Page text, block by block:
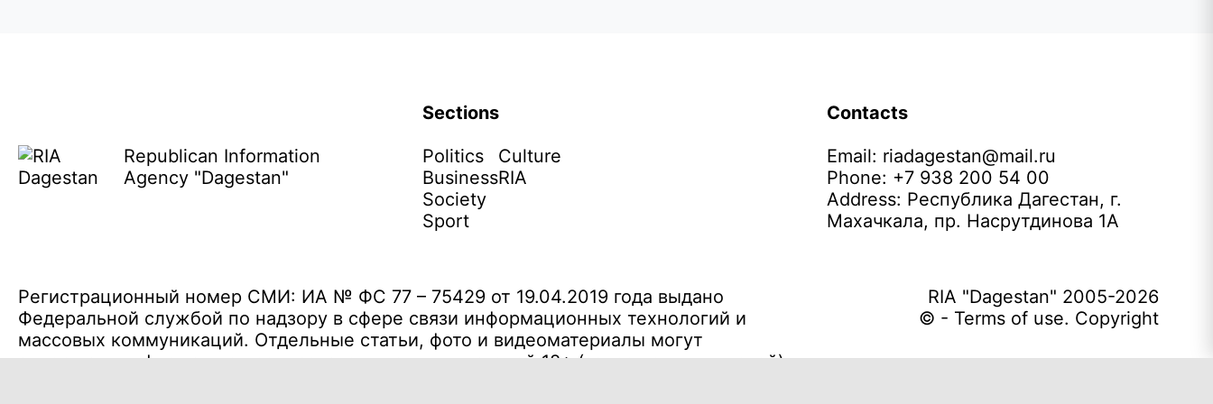
Republican Information
Agency "Dagestan"
Sections
Politics
Business
Society
Sport
Culture
RIA
Contacts
Email: riadagestan@mail.ru
Phone: +7 938 200 54 00
Address: Республика Дагестан, г.
Махачкала, пр. Насрутдинова 1А
Регистрационный номер СМИ: ИА № ФС 77 – 75429 от 19.04.2019 года выдано
Федеральной службой по надзору в сфере связи информационных технологий и
массовых коммуникаций. Отдельные статьи, фото и видеоматериалы могут
содержать информацию предназначенную для читателей 18+ (запрещено для детей)
RIA "Dagestan" 2005-2026
© - Terms of use. Copyright